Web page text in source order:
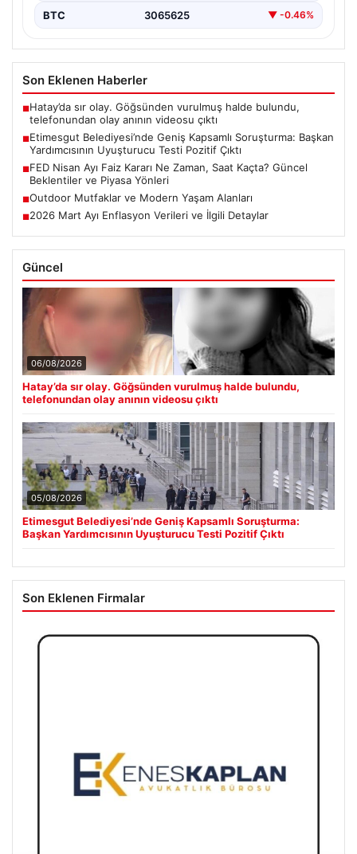
BTC 3065625 ▼ -0.46%
Son Eklenen Haberler
■Hatay’da sır olay. Göğsünden vurulmuş halde bulundu,
telefonundan olay anının videosu çıktı
■Etimesgut Belediyesi’nde Geniş Kapsamlı Soruşturma: Başkan
Yardımcısının Uyuşturucu Testi Pozitif Çıktı
■FED Nisan Ayı Faiz Kararı Ne Zaman, Saat Kaçta? Güncel
Beklentiler ve Piyasa Yönleri
■Outdoor Mutfaklar ve Modern Yaşam Alanları
■2026 Mart Ayı Enflasyon Verileri ve İlgili Detaylar
Güncel
06/08/2026
Hatay’da sır olay. Göğsünden vurulmuş halde bulundu,
telefonundan olay anının videosu çıktı
05/08/2026
Etimesgut Belediyesi’nde Geniş Kapsamlı Soruşturma:
Başkan Yardımcısının Uyuşturucu Testi Pozitif Çıktı
Son Eklenen Firmalar